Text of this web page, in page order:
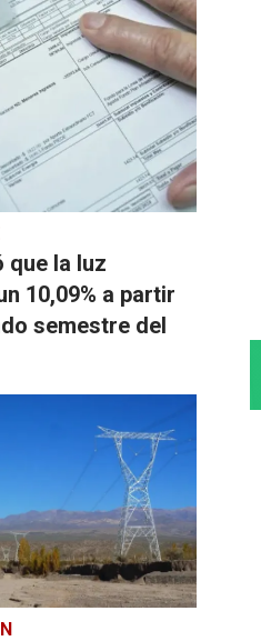
que la luz
10,09% a partir
semestre del